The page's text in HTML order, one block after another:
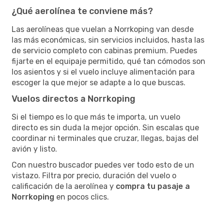
¿Qué aerolínea te conviene más?
Las aerolíneas que vuelan a Norrkoping van desde
las más económicas, sin servicios incluidos, hasta las
de servicio completo con cabinas premium. Puedes
fijarte en el equipaje permitido, qué tan cómodos son
los asientos y si el vuelo incluye alimentación para
escoger la que mejor se adapte a lo que buscas.
Vuelos directos a Norrkoping
Si el tiempo es lo que más te importa, un vuelo
directo es sin duda la mejor opción. Sin escalas que
coordinar ni terminales que cruzar, llegas, bajas del
avión y listo.
Con nuestro buscador puedes ver todo esto de un
vistazo. Filtra por precio, duración del vuelo o
calificación de la aerolínea y compra tu pasaje a
Norrkoping en pocos clics.